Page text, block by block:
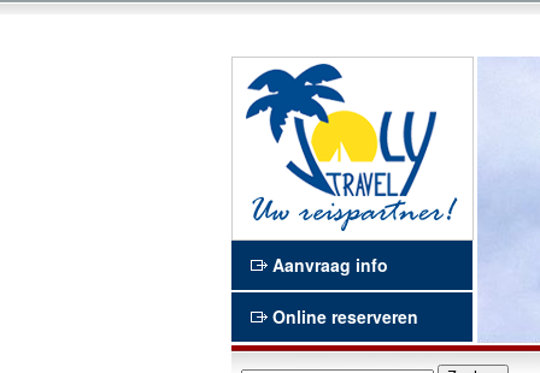
Aanvraag info
Online reserveren